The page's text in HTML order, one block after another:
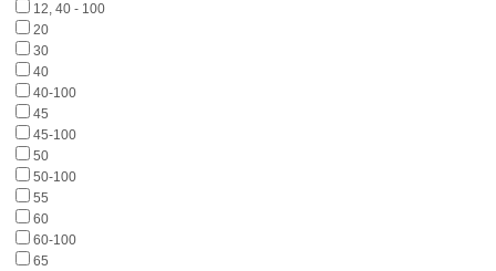
12, 40 - 100
20
30
40
40-100
45
45-100
50
50-100
55
60
60-100
65